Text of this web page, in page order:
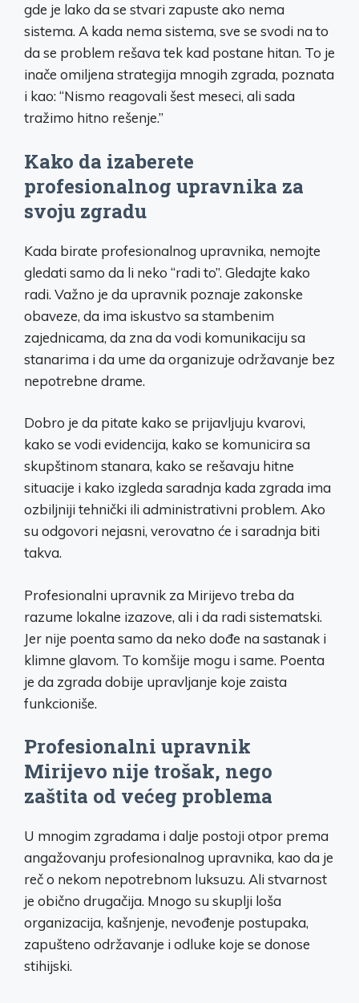
gde je lako da se stvari zapuste ako nema
sistema. A kada nema sistema, sve se svodi na to
da se problem rešava tek kad postane hitan. To je
inače omiljena strategija mnogih zgrada, poznata
i kao: “Nismo reagovali šest meseci, ali sada
tražimo hitno rešenje.”
Kako da izaberete
profesionalnog upravnika za
svoju zgradu
Kada birate profesionalnog upravnika, nemojte
gledati samo da li neko “radi to”. Gledajte kako
radi. Važno je da upravnik poznaje zakonske
obaveze, da ima iskustvo sa stambenim
zajednicama, da zna da vodi komunikaciju sa
stanarima i da ume da organizuje održavanje bez
nepotrebne drame.
Dobro je da pitate kako se prijavljuju kvarovi,
kako se vodi evidencija, kako se komunicira sa
skupštinom stanara, kako se rešavaju hitne
situacije i kako izgleda saradnja kada zgrada ima
ozbiljniji tehnički ili administrativni problem. Ako
su odgovori nejasni, verovatno će i saradnja biti
takva.
Profesionalni upravnik za Mirijevo treba da
razume lokalne izazove, ali i da radi sistematski.
Jer nije poenta samo da neko dođe na sastanak i
klimne glavom. To komšije mogu i same. Poenta
je da zgrada dobije upravljanje koje zaista
funkcioniše.
Profesionalni upravnik
Mirijevo nije trošak, nego
zaštita od većeg problema
U mnogim zgradama i dalje postoji otpor prema
angažovanju profesionalnog upravnika, kao da je
reč o nekom nepotrebnom luksuzu. Ali stvarnost
je obično drugačija. Mnogo su skuplji loša
organizacija, kašnjenje, nevođenje postupaka,
zapušteno održavanje i odluke koje se donose
stihijski.